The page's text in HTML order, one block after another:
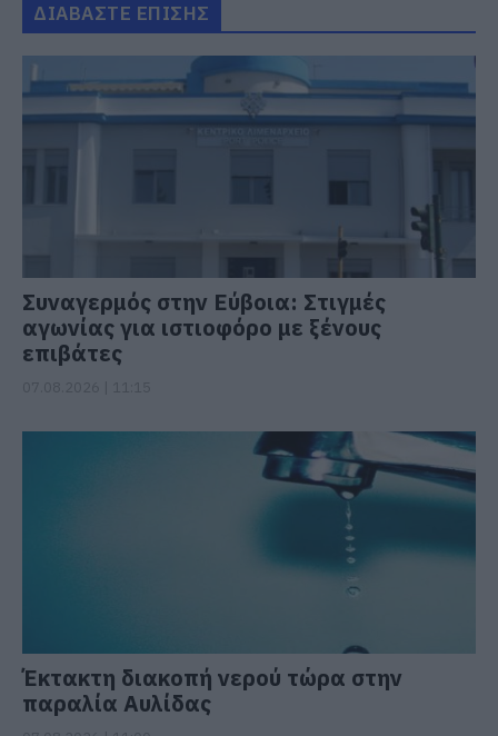
ΔΙΑΒΑΣΤΕ ΕΠΙΣΗΣ
Συναγερμός στην Εύβοια: Στιγμές
αγωνίας για ιστιοφόρο με ξένους
επιβάτες
Έκτακτη διακοπή νερού τώρα στην
παραλία Αυλίδας